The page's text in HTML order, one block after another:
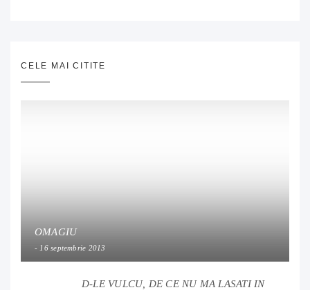
CELE MAI CITITE
OMAGIU
16 septembrie 2013
D-LE VULCU, DE CE NU MA LASATI IN